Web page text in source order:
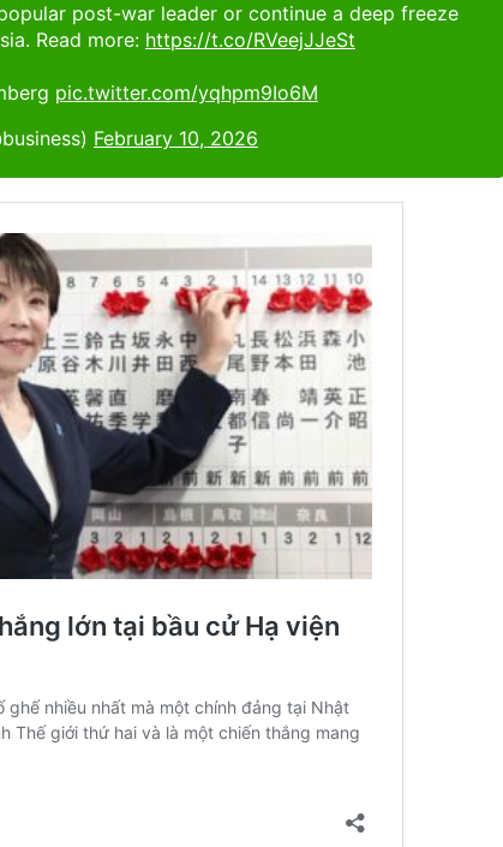
post-war leader or continue a deep freeze
Read more: https://t.co/RVeejJJeSt
pic.twitter.com/yqhpm9Io6M
February 10, 2026